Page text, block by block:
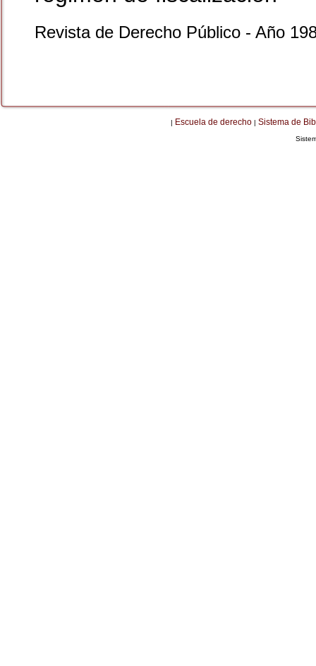
Revista de Derecho Público - Año
| Escuela de derecho | Sistema de